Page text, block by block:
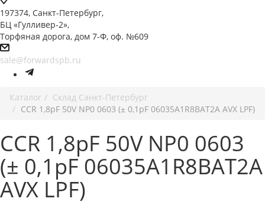
197374, Санкт-Петербург,
БЦ «Гулливер-2»,
Торфяная дорога, дом 7-Ф, оф. №609
sale@forwardspb.ru
Каталог
Cклад Санкт-Петербург
CCR 1,8pF 50V NP0 0603 (± 0,1pF 06035A1R8BAT2A AVX LPF)
CCR 1,8pF 50V NP0 0603
(± 0,1pF 06035A1R8BAT2A
AVX LPF)